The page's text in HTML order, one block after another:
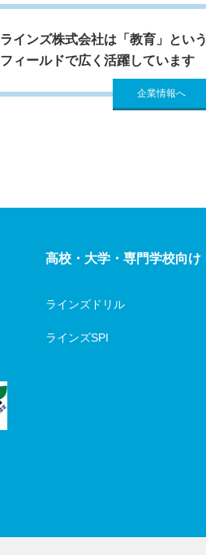
ラインズ株式会社は「教育」という
フィールドで広く活躍しています
企業情報へ
高校・大学・専門学校向け
ラインズドリル
ラインズSPI